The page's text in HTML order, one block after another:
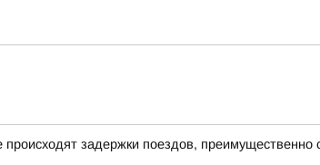
задержки поездов,